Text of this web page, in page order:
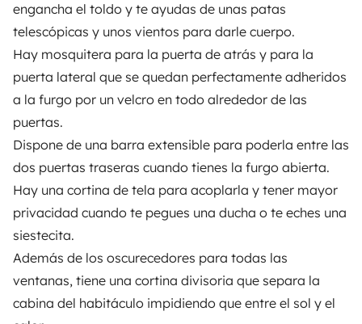
engancha el toldo y te ayudas de unas patas
telescópicas y unos vientos para darle cuerpo.
Hay mosquitera para la puerta de atrás y para la
puerta lateral que se quedan perfectamente adheridos
a la furgo por un velcro en todo alrededor de las
puertas.
Dispone de una barra extensible para poderla entre las
dos puertas traseras cuando tienes la furgo abierta.
Hay una cortina de tela para acoplarla y tener mayor
privacidad cuando te pegues una ducha o te eches una
siestecita.
Además de los oscurecedores para todas las
ventanas, tiene una cortina divisoria que separa la
cabina del habitáculo impidiendo que entre el sol y el
Wohnmobil vermieten
Mietvertrag
Mietversicherung
Hilfe für Vermieter
Sichere Zahlungsweisen
Herunterladen im
App Store
Verfügbar auf
Google Play